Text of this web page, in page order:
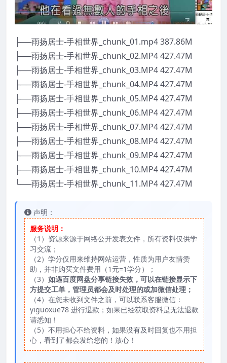
├──雨扬居士-手相世界_chunk_01.mp4 387.86M
├──雨扬居士-手相世界_chunk_02.MP4 427.47M
├──雨扬居士-手相世界_chunk_03.MP4 427.47M
├──雨扬居士-手相世界_chunk_04.MP4 427.47M
├──雨扬居士-手相世界_chunk_05.MP4 427.47M
├──雨扬居士-手相世界_chunk_06.MP4 427.47M
├──雨扬居士-手相世界_chunk_07.MP4 427.47M
├──雨扬居士-手相世界_chunk_08.MP4 427.47M
├──雨扬居士-手相世界_chunk_09.MP4 427.47M
├──雨扬居士-手相世界_chunk_10.MP4 427.47M
└──雨扬居士-手相世界_chunk_11.MP4 427.47M
声明：
服务说明：
（1）资源来源于网络公开发表文件，所有资料仅供学
习交流；
（2）学分仅用来维持网站运营，性质为用户友情赞
助，并非购买文件费用（1元=1学分）；
（3） 如遇百度网盘分享链接失效，可以在链接显示下
方提交工单，管理员都会及时处理的或加微信处理；
（4）在您未收到文件之前，可以联系客服微信：
yiguoxue78 进行退款；如果已经获取资料是无法退款
请悉知！
（5）不用担心不给资料，如果没有及时回复也不用担
心，看到了都会发给您的！放心！